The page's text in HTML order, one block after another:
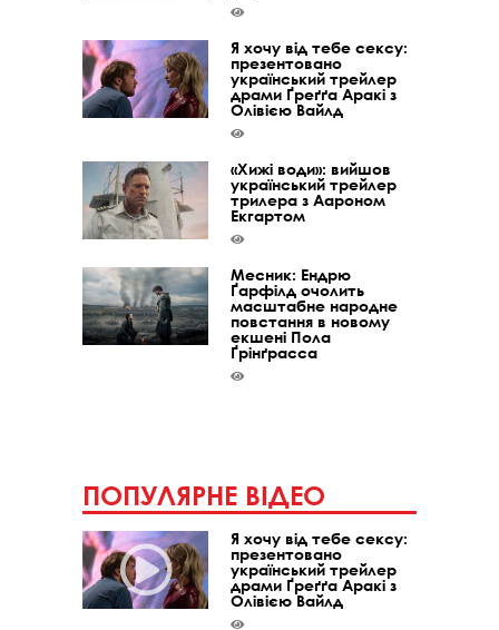
Я хочу від тебе сексу:
презентовано
український трейлер
драми Ґреґґа Аракі з
Олівією Вайлд
«Хижі води»: вийшов
український трейлер
трилера з Аароном
Екгартом
Месник: Ендрю
Ґарфілд очолить
масштабне народне
повстання в новому
екшені Пола
Ґрінґрасса
ПОПУЛЯРНЕ ВІДЕО
Я хочу від тебе сексу:
презентовано
український трейлер
драми Ґреґґа Аракі з
Олівією Вайлд